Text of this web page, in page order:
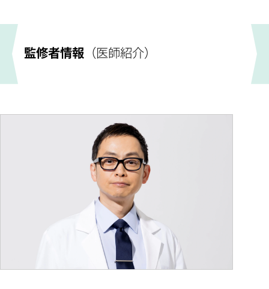
監修者情報 （医師紹介）